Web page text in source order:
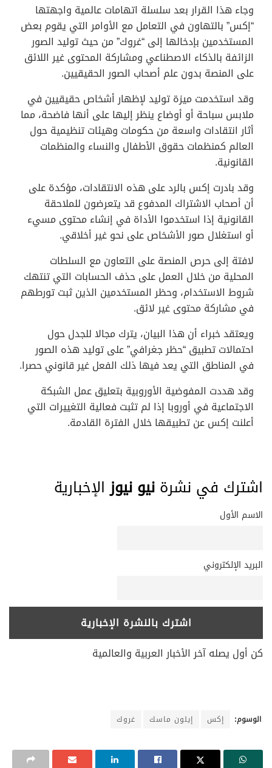
وجاء هذا القرار بعد سلسلة اتهامات عالمية واجهتها
“إكس” بالتهاون في التعامل مع الأوامر التي يقوم بعض
المستخدمين بإدخالها إلى “غروك” من حيث توليد الصور
الزائفة بالذكاء الاصطناعي ومشاركة المحتوى غير اللائق
على المنصة بدون علم أصحاب الصور الحقيقيين.
وقد استخدمت ميزة توليد لإظهار أشخاص حقيقيين في
ملابس سباحة أو أوضاع ينظر إليها على أنها فاضحة، مما
أثار انتقادات واسعة من حكومات وهيئات تنظيمية حول
العالم كمنظمات حقوق الأطفال والنساء والمنظمات
القانونية.
وقد بادرت إكس بالرد على هذه الانتقادات، مؤكدة على
أن أصحاب الاشتراك المدفوع قد يتعرضون للملاحقة
القانونية إذا استخدموا الأداة في إنشاء محتوى مسيء
أو استغلال صور الأشخاص على نحو غير أخلاقي.
لافتة إلى حرص المنصة على التعاون مع السلطات
المحلية من خلال العمل على حذف الحسابات التي تنتهك
شروط الاستخدام، وحظر المستخدمين الذين ثبت تورطهم
في مشاركة محتوى غير لائق.
ويعتقد خبراء أن هذا البيان، يترك مجالا للجدل حول
احتمالات تطبيق “حظر جغرافي” على توليد هذه الصور
في المناطق التي يعد فيها ذلك الفعل غير قانوني حصرا.
وقد هددت المفوضية الأوروبية بتعليق عمل الشبكة
الاجتماعية في أوروبا إذا لم تثبت فعالية التغييرات التي
أعلنت إكس عن تطبيقها خلال الفترة القادمة.
اشترك في نشرةنيو نيوزالإخبارية
الاسم الأول
البريد الإلكتروني
كن أول يصله آخر الأخبار العربية والعالمية
الوسوم: إكس إيلون ماسك غروك